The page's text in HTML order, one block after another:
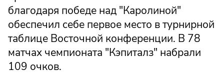
благодаря победе над "Каролиной"
обеспечил себе первое место в турнирной
таблице Восточной конференции. В 78
матчах чемпионата "Кэпиталз" набрали
109 очков.